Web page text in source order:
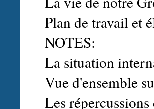
Plan de travail et
NOTES:
La situation
Vue d'ensemble
Les